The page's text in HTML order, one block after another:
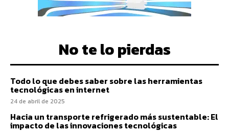
No te lo pierdas
Todo lo que debes saber sobre las herramientas
tecnológicas en internet
24 de abril de 2025
Hacia un transporte refrigerado más sustentable: El
impacto de las innovaciones tecnológicas